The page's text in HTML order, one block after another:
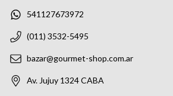
541127673972
(011) 3532-5495
bazar@gourmet-shop.com.ar
Av. Jujuy 1324 CABA